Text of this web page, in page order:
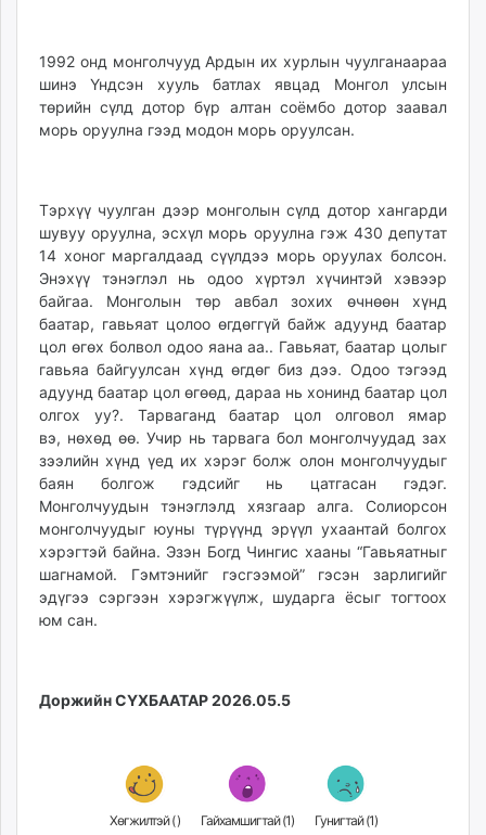
1992 онд монголчууд Ардын их хурлын чуулганаараа
шинэ Үндсэн хууль батлах явцад Монгол улсын
төрийн сүлд дотор бүр алтан соёмбо дотор заавал
морь оруулна гээд модон морь оруулсан.
Тэрхүү чуулган дээр монголын сүлд дотор хангарди
шувуу оруулна, эсхүл морь оруулна гэж 430 депутат
14 хоног маргалдаад сүүлдээ морь оруулах болсон.
Энэхүү тэнэглэл нь одоо хүртэл хүчинтэй хэвээр
байгаа. Монголын төр авбал зохих өчнөөн хүнд
баатар, гавьяат цолоо өгдөггүй байж адуунд баатар
цол өгөх болвол одоо яана аа.. Гавьяат, баатар цолыг
гавьяа байгуулсан хүнд өгдөг биз дээ. Одоо тэгээд
адуунд баатар цол өгөөд, дараа нь хонинд баатар цол
олгох уу?. Тарваганд баатар цол олговол ямар
вэ, нөхөд өө. Учир нь тарвага бол монголчуудад зах
зээлийн хүнд үед их хэрэг болж олон монголчуудыг
баян болгож гэдсийг нь цатгасан гэдэг.
Монголчуудын тэнэглэлд хязгаар алга. Солиорсон
монголчуудыг юуны түрүүнд эрүүл ухаантай болгох
хэрэгтэй байна. Эзэн Богд Чингис хааны “Гавьяатныг
шагнамой. Гэмтэнийг гэсгээмой” гэсэн зарлигийг
эдүгээ сэргээн хэрэгжүүлж, шударга ёсыг тогтоох
юм сан.
Доржийн СҮХБААТАР 2026.05.5
Хөгжилтэй () Гайхамшигтай (1) Гунигтай (1)